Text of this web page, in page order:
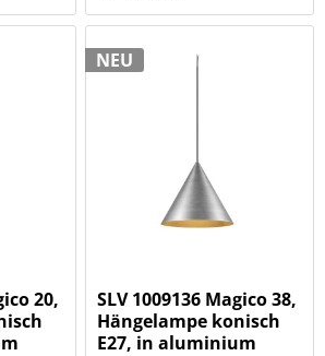
20,
NEU
SLV 1009136 Magico 38,
Hängelampe konisch
E27, in aluminium